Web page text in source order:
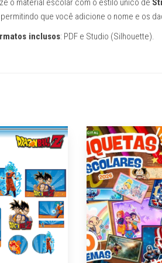
o material escolar com o estilo único de
permitindo que você adicione o nome e os
inclusos: PDF e Studio (Silhouette).